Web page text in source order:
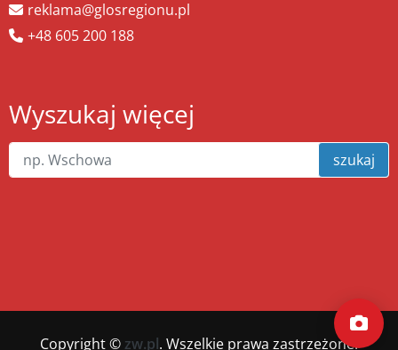
reklama@glosregionu.pl
+48 605 200 188
Wyszukaj więcej
szukaj
Copyright © zw.pl. Wszelkie prawa zastrzeżone.